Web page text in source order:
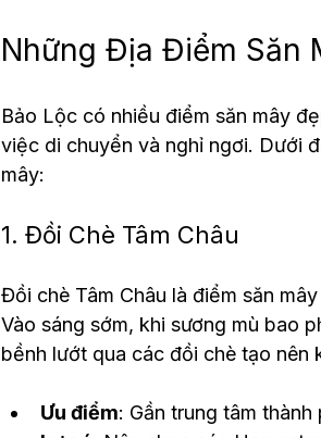
Những Địa Điểm Săn
Bảo Lộc có nhiều điểm săn mây
việc di chuyển và nghỉ ngơi. Dưới
mây:
1. Đồi Chè Tâm Châu
Đồi chè Tâm Châu là điểm săn
Vào sáng sớm, khi sương mù bao
bềnh lướt qua các đồi chè tạo nên
Ưu điểm: Gần trung tâm